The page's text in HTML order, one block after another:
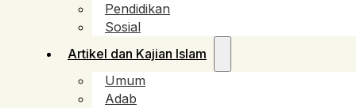
Pendidikan
Sosial
Artikel dan Kajian Islam
Umum
Adab